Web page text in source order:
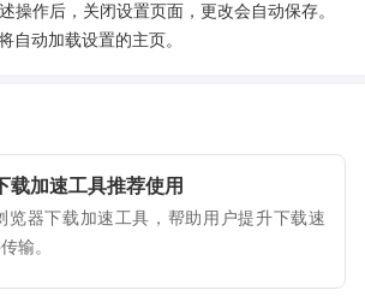
操作后，关闭设置页面，更改会自动保存。
自动加载设置的主页。
载加速工具推荐使用
览器下载加速工具，帮助用户提升下载速
输。